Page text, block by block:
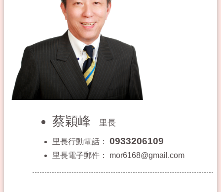
蔡穎峰 里長
里長行動電話： 0933206109
里長電子郵件： mor6168@gmail.com